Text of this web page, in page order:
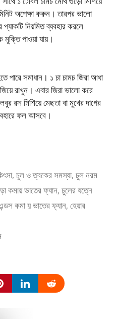
অপেক্ষা করুন। তারপর ভালো
নিয়মিত ব্যবহার করলে
পাওয়া যায়।
পারে সমাধান। ১ চা চামচ জিরা আধা
রাখুন। এবার জিরা ভালো করে
রস মিশিয়ে মেছতা বা মুখের দাগের
ফল আসবে।
,চুল ও ত্বকের সমস্যা,চুল নরম
কমায় ভাতের ফ্যান, চুলের যত্নে
কমা য় ভাতের ফ্যান, হেয়ার